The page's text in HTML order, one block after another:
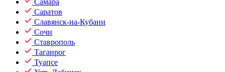
Самара
Саратов
Славянск-на-Кубани
Сочи
Ставрополь
Таганрог
Туапсе